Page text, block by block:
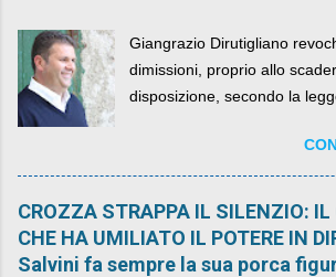
Giangrazio Dirutigliano
dimissioni, proprio allo
disposizione, secondo la
quelli che si auspicavano il
CROZZA STRAPPA IL SILENZIO: IL
CHE HA UMILIATO IL POTERE IN
Salvini fa sempre la sua porca